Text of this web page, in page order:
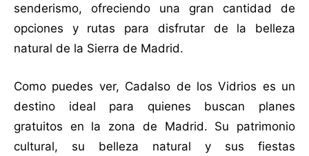
senderismo, ofreciendo una gran cantidad de
opciones y rutas para disfrutar de la belleza
natural de la Sierra de Madrid.
Como puedes ver, Cadalso de los Vidrios es un
destino ideal para quienes buscan planes
gratuitos en la zona de Madrid. Su patrimonio
cultural, su belleza natural y sus fiestas